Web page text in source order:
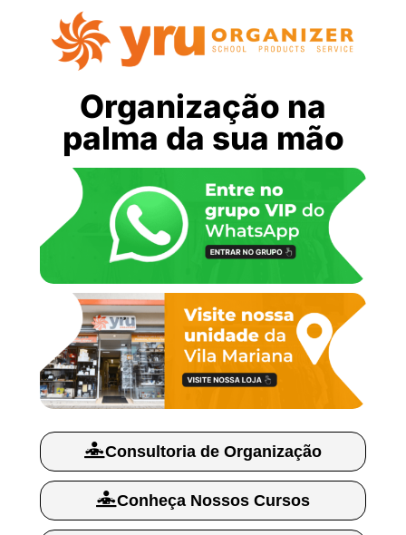
Organização na
palma da sua mão
Consultoria de Organização
Conheça Nossos Cursos